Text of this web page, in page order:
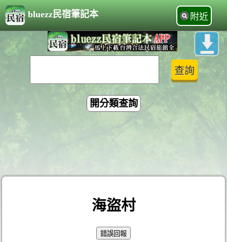
bluezz民宿筆記本 附近
開分類查詢
海盜村